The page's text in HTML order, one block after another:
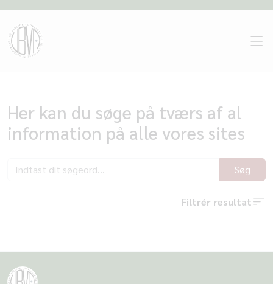
Her kan du søge på tværs af al
information på alle vores sites
Søg
Filtrér resultat